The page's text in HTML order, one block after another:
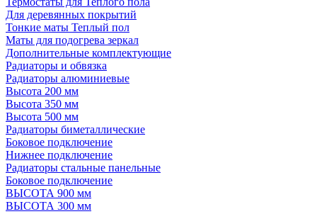
Для деревянных покрытий
Тонкие маты Теплый пол
Маты для подогрева зеркал
Дополнительные комплектующие
Радиаторы и обвязка
Радиаторы алюминиевые
Высота 200 мм
Высота 350 мм
Высота 500 мм
Радиаторы биметаллические
Боковое подключение
Нижнее подключение
Радиаторы стальные панельные
Боковое подключение
ВЫСОТА 900 мм
ВЫСОТА 300 мм